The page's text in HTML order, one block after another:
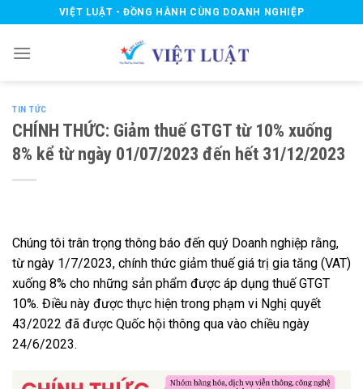
to
content
VIỆT LUẬT - ĐỒNG HÀNH CÙNG DOANH NGHIỆP
TIN TỨC
CHÍNH THỨC: Giảm thuế GTGT từ 10% xuống
8% kể từ ngày 01/07/2023 đến hết 31/12/2023
Chúng tôi trân trọng thông báo đến quý Doanh nghiệp rằng,
từ ngày 1/7/2023, chính thức giảm thuế giá trị gia tăng (VAT)
xuống 8% cho những sản phẩm được áp dụng thuế GTGT
10%. Điều này được thực hiện trong phạm vi Nghị quyết
43/2022 đã được Quốc hội thông qua vào chiều ngày
24/6/2023.